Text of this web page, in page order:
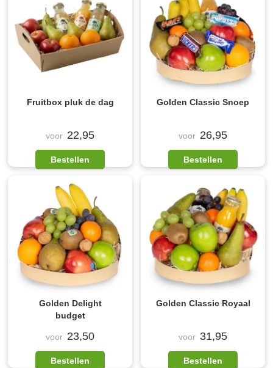
Fruitbox pluk de dag
voor 22,95
Bestellen
Golden Classic Snoep
voor 26,95
Bestellen
Golden Delight
budget
voor 23,50
Bestellen
Golden Classic Royaal
voor 31,95
Bestellen